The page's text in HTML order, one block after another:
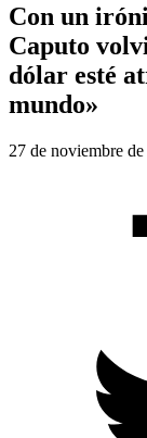
Con un
Caputo
dólar esté
mundo»
27 de noviembre